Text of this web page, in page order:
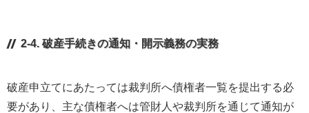
2-4. 破産手続きの通知・開示義務の実務
破産申立てにあたっては裁判所へ債権者一覧を提出する必
要があり、主な債権者へは管財人や裁判所を通じて通知が